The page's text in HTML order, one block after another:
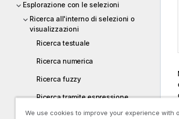
Esplorazione con le selezioni
Ricerca all'interno di selezioni o
visualizzazioni
Ricerca testuale
Ricerca numerica
Ricerca fuzzy
Ricerca tramite espressione
Ricerca composita
We use cookies to improve your experience with